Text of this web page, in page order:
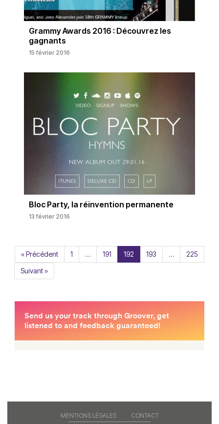
Grammy Awards 2016 : Découvrez les
gagnants
15 février 2016
Bloc Party, la réinvention permanente
13 février 2016
« Précédent 1 … 191 192 193 …
225
Suivant »
MENTIONS LÉGALES CONTACT